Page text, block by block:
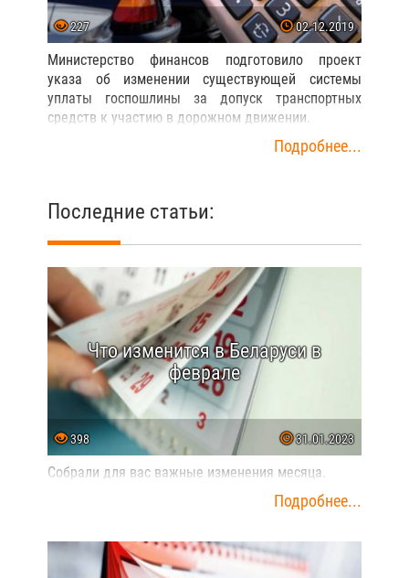
227 02.12.2019
Министерство финансов подготовило проект
указа об изменении существующей системы
уплаты госпошлины за допуск транспортных
средств к участию в дорожном движении.
Подробнее...
Последние статьи:
Что изменится в Беларуси в
феврале
398 31.01.2023
Собрали для вас важные изменения месяца.
Подробнее...